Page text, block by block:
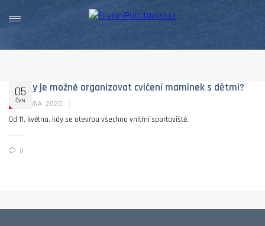
05
ČVN
Od kdy je možné organizovat cvičení maminek s dětmi?
05 ČERVNA, 2020
Od 11. května, kdy se otevřou všechna vnitřní sportoviště.
0